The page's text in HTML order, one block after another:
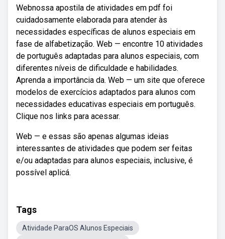
Webnossa apostila de atividades em pdf foi
cuidadosamente elaborada para atender às
necessidades específicas de alunos especiais em
fase de alfabetização. Web — encontre 10 atividades
de português adaptadas para alunos especiais, com
diferentes níveis de dificuldade e habilidades.
Aprenda a importância da. Web — um site que oferece
modelos de exercícios adaptados para alunos com
necessidades educativas especiais em português.
Clique nos links para acessar.
Web — e essas são apenas algumas ideias
interessantes de atividades que podem ser feitas
e/ou adaptadas para alunos especiais, inclusive, é
possível aplicá.
Tags
Atividade ParaOS Alunos Especiais